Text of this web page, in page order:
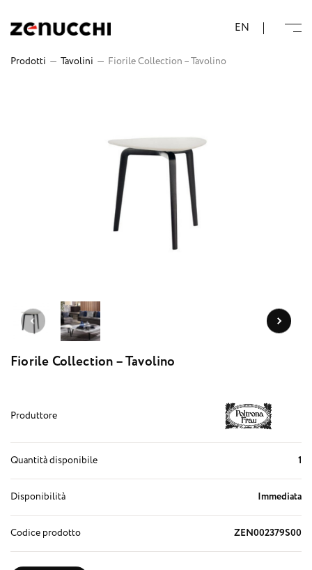
EN
Prodotti — Tavolini — Fiorile Collection – Tavolino
Fiorile Collection – Tavolino
Produttore
Quantità disponibile 1
Disponibilità Immediata
Codice prodotto ZEN002379S00